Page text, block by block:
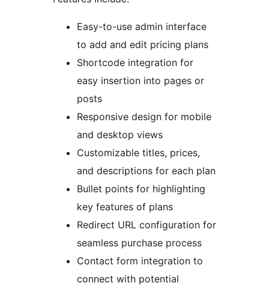
Easy-to-use admin interface
to add and edit pricing plans
Shortcode integration for
easy insertion into pages or
posts
Responsive design for mobile
and desktop views
Customizable titles, prices,
and descriptions for each plan
Bullet points for highlighting
key features of plans
Redirect URL configuration for
seamless purchase process
Contact form integration to
connect with potential